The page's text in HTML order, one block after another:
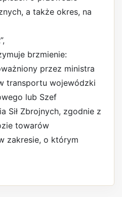
a także okres, na
brzmienie:
przez ministra
transportu wojewódzki
lub Szef
Sił Zbrojnych, zgodnie z
towarów
zakresie, o którym